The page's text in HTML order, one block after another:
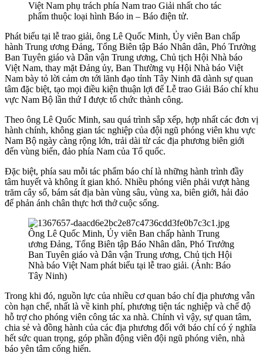
Việt Nam phụ trách phía Nam trao Giải nhất cho tác
phẩm thuộc loại hình Báo in – Báo điện tử.
Phát biểu tại lễ trao giải, ông Lê Quốc Minh, Ủy viên Ban chấp
hành Trung ương Đảng, Tổng Biên tập Báo Nhân dân, Phó Trưởng
Ban Tuyên giáo và Dân vận Trung ương, Chủ tịch Hội Nhà báo
Việt Nam, thay mặt Đảng ủy, Ban Thường vụ Hội Nhà báo Việt
Nam bày tỏ lời cảm ơn tới lãnh đạo tỉnh Tây Ninh đã dành sự quan
tâm đặc biệt, tạo mọi điều kiện thuận lợi để Lễ trao Giải Báo chí khu
vực Nam Bộ lần thứ I được tổ chức thành công.
Theo ông Lê Quốc Minh, sau quá trình sắp xếp, hợp nhất các đơn vị
hành chính, không gian tác nghiệp của đội ngũ phóng viên khu vực
Nam Bộ ngày càng rộng lớn, trải dài từ các địa phương biên giới
đến vùng biển, đảo phía Nam của Tổ quốc.
Đặc biệt, phía sau mỗi tác phẩm báo chí là những hành trình đầy
tâm huyết và không ít gian khó. Nhiều phóng viên phải vượt hàng
trăm cây số, bám sát địa bàn vùng sâu, vùng xa, biên giới, hải đảo
để phản ánh chân thực hơi thở cuộc sống.
Ông Lê Quốc Minh, Ủy viên Ban chấp hành Trung
ương Đảng, Tổng Biên tập Báo Nhân dân, Phó Trưởng
Ban Tuyên giáo và Dân vận Trung ương, Chủ tịch Hội
Nhà báo Việt Nam phát biểu tại lễ trao giải. (Ảnh: Báo
Tây Ninh)
Trong khi đó, nguồn lực của nhiều cơ quan báo chí địa phương vẫn
còn hạn chế, nhất là về kinh phí, phương tiện tác nghiệp và chế độ
hỗ trợ cho phóng viên công tác xa nhà. Chính vì vậy, sự quan tâm,
chia sẻ và đồng hành của các địa phương đối với báo chí có ý nghĩa
hết sức quan trọng, góp phần động viên đội ngũ phóng viên, nhà
báo yên tâm cống hiến.